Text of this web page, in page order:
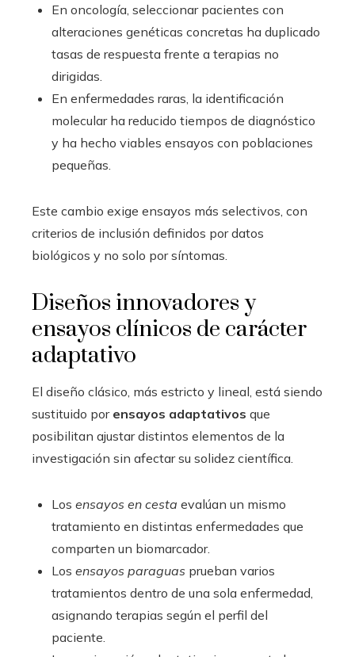
En oncología, seleccionar pacientes con
alteraciones genéticas concretas ha duplicado
tasas de respuesta frente a terapias no
dirigidas.
En enfermedades raras, la identificación
molecular ha reducido tiempos de diagnóstico
y ha hecho viables ensayos con poblaciones
pequeñas.
Este cambio exige ensayos más selectivos, con
criterios de inclusión definidos por datos
biológicos y no solo por síntomas.
Diseños innovadores y
ensayos clínicos de carácter
adaptativo
El diseño clásico, más estricto y lineal, está siendo
sustituido por ensayos adaptativos que
posibilitan ajustar distintos elementos de la
investigación sin afectar su solidez científica.
Los ensayos en cesta evalúan un mismo
tratamiento en distintas enfermedades que
comparten un biomarcador.
Los ensayos paraguas prueban varios
tratamientos dentro de una sola enfermedad,
asignando terapias según el perfil del
paciente.